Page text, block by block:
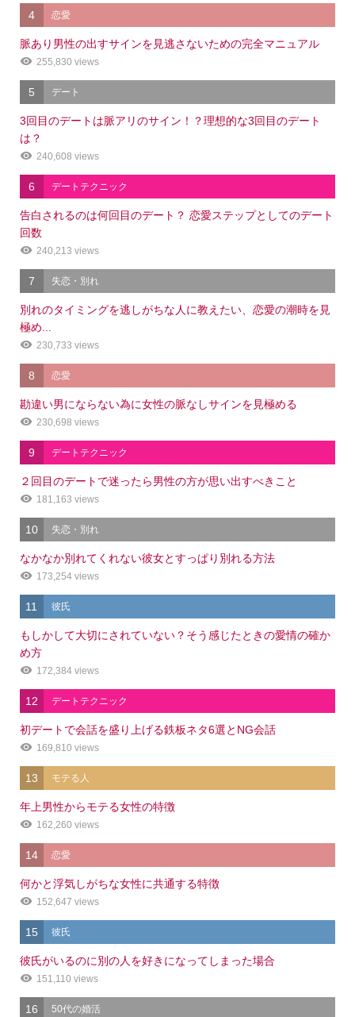
4 恋愛
脈あり男性の出すサインを見逃さないための完全マニュアル
255,830 views
5 デート
3回目のデートは脈アリのサイン！？理想的な3回目のデート
は？
240,608 views
6 デートテクニック
告白されるのは何回目のデート？ 恋愛ステップとしてのデート
回数
240,213 views
7 失恋・別れ
別れのタイミングを逃しがちな人に教えたい、恋愛の潮時を見
極め...
230,733 views
8 恋愛
勘違い男にならない為に女性の脈なしサインを見極める
230,698 views
9 デートテクニック
２回目のデートで迷ったら男性の方が思い出すべきこと
181,163 views
10 失恋・別れ
なかなか別れてくれない彼女とすっぱり別れる方法
173,254 views
11 彼氏
もしかして大切にされていない？そう感じたときの愛情の確か
め方
172,384 views
12 デートテクニック
初デートで会話を盛り上げる鉄板ネタ6選とNG会話
169,810 views
13 モテる人
年上男性からモテる女性の特徴
162,260 views
14 恋愛
何かと浮気しがちな女性に共通する特徴
152,647 views
15 彼氏
彼氏がいるのに別の人を好きになってしまった場合
151,110 views
16 50代の婚活